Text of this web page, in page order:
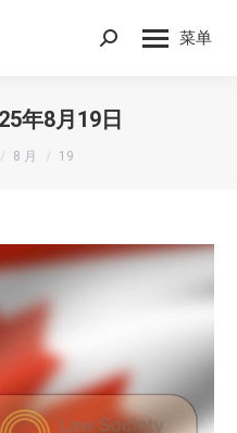
菜单
Search:
年8月19日
8 月 19